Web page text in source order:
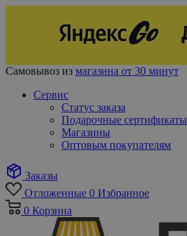
Самовывоз из магазина от 30 минут
Сервис
Статус заказа
Подарочные сертификаты
Магазины
Оптовым покупателям
Заказы
Отложенные 0 Избранное
0 Корзина